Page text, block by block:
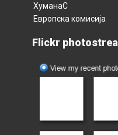
ХуманаС
Европска комисија
Flickr